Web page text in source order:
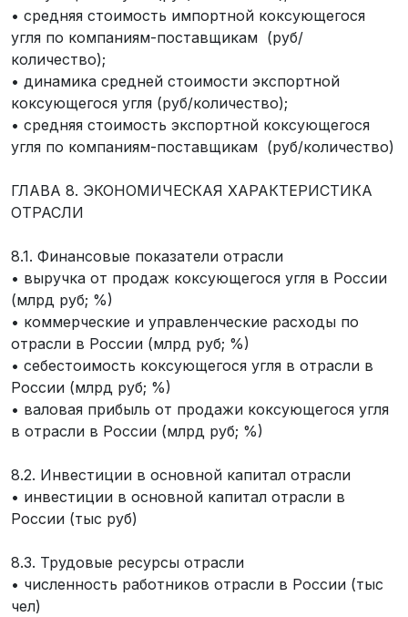
• средняя стоимость импортной коксующегося
угля по компаниям-поставщикам (руб/
количество);
• динамика средней стоимости экспортной
коксующегося угля (руб/количество);
• средняя стоимость экспортной коксующегося
угля по компаниям-поставщикам (руб/количество)
ГЛАВА 8. ЭКОНОМИЧЕСКАЯ ХАРАКТЕРИСТИКА
ОТРАСЛИ
8.1. Финансовые показатели отрасли
• выручка от продаж коксующегося угля в России
(млрд руб; %)
• коммерческие и управленческие расходы по
отрасли в России (млрд руб; %)
• себестоимость коксующегося угля в отрасли в
России (млрд руб; %)
• валовая прибыль от продажи коксующегося угля
в отрасли в России (млрд руб; %)
8.2. Инвестиции в основной капитал отрасли
• инвестиции в основной капитал отрасли в
России (тыс руб)
8.3. Трудовые ресурсы отрасли
• численность работников отрасли в России (тыс
чел)